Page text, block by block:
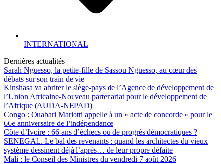
INTERNATIONAL
Dernières actualités
Sarah Nguesso, la petite-fille de Sassou Nguesso, au cœur des
débats sur son train de vie
Kinshasa va abriter le siège-pays de l’Agence de développement de
l’Union Africaine-Nouveau partenariat pour le développement de
l’Afrique (AUDA-NEPAD)
Congo : Ouabari Mariotti appelle à un « acte de concorde » pour le
66e anniversaire de l’indépendance
Côte d’Ivoire : 66 ans d’échecs ou de progrès démocratiques ?
SENEGAL. Le bal des revenants : quand les architectes du vieux
système dessinent déjà l’après… de leur propre défaite
Mali : le Conseil des Ministres du vendredi 7 août 2026